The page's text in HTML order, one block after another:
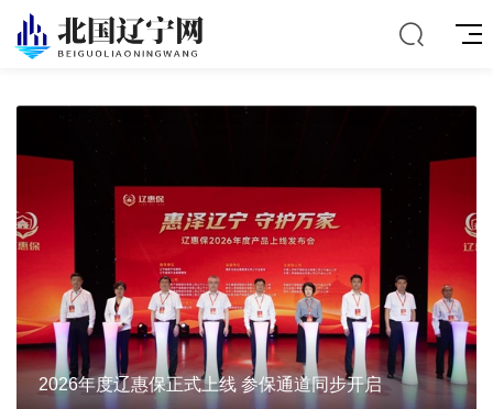
2026年度辽惠保正式上线 参保通道同步开启